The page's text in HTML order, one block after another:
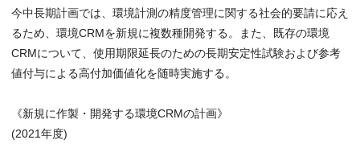
今中長期計画では、環境計測の精度管理に関する社会的要請に応え
るため、環境CRMを新規に複数種開発する。また、既存の環境
CRMについて、使用期限延長のための長期安定性試験および参考
値付与による高付加価値化を随時実施する。
《新規に作製・開発する環境CRMの計画》
(2021年度)